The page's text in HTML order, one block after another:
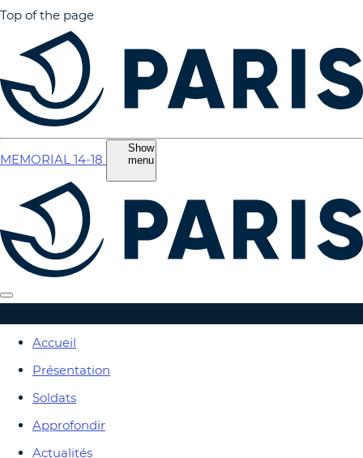
Top of the page
MEMORIAL 14-18
Show
menu
Accueil
Présentation
Soldats
Approfondir
Actualités